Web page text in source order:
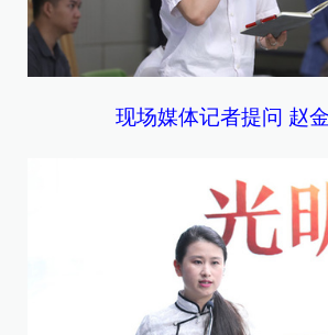
现场媒体记者提问 赵